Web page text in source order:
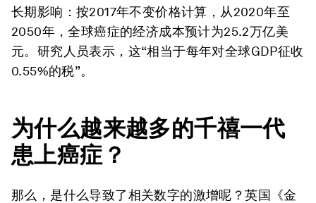
长期影响：按2017年不变价格计算，从2020年至
2050年，全球癌症的经济成本预计为25.2万亿美
元。研究人员表示，这“相当于每年对全球GDP征收
0.55%的税”。
为什么越来越多的千禧一代
患上癌症？
那么，是什么导致了相关数字的激增呢？英国《金